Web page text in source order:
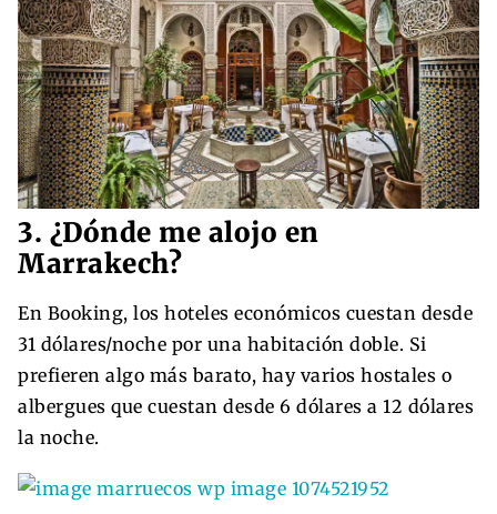
3. ¿Dónde me alojo en
Marrakech?
En Booking, los hoteles económicos cuestan desde
31 dólares/noche por una habitación doble. Si
prefieren algo más barato, hay varios hostales o
albergues que cuestan desde 6 dólares a 12 dólares
la noche.